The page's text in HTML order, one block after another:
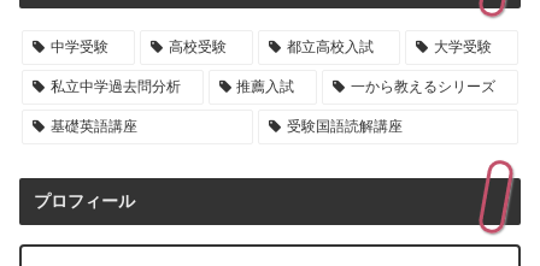
中学受験 高校受験 都立高校入試 大学受験
私立中学過去問分析 推薦入試 一から教えるシリーズ
基礎英語講座 受験国語読解講座
プロフィール